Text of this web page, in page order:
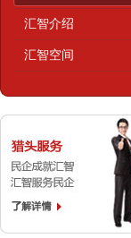
汇智介绍
汇智空间